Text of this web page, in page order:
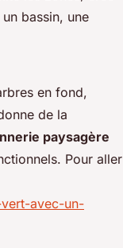
bassin, une
en fond,
de la
paysagère
Pour aller
avec-un-